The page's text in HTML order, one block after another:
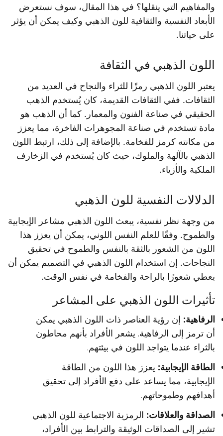
والمفاهيم التي ينقلها؟ في هذا المقال، سوف نستعرض
الأبعاد النفسية والثقافية للون الذهبي وكيف يمكن أن يؤثر
على حياتنا.
اللون الذهبي في الثقافة
يعتبر اللون الذهبي رمزًا للثراء والنجاح في العديد من
الثقافات. ففي الثقافات القديمة، كان يُستخدم الذهب
الحقيقي في صناعة الفنون والمعمار. كما أن الذهب هو
مادة تستخدم في صناعة المجوهرات الفاخرة، مما يعزز
من مكانته كرمز للفخامة. بالإضافة إلى ذلك، ارتبط اللون
الذهبي بالآلهة والملوك، حيث كان يُستخدم في الزخارف
الملكية والأزياء.
الدلالات النفسية للون الذهبي
من وجهة نظر نفسية، يبعث اللون الذهبي مشاعر الإيجابية
والطموح. وفقًا للعلم النفس اللوني، يمكن أن يعزز هذا
اللون من الشعور بالثقة بالنفس والطموح في تحقيق
النجاحات. إن استخدام اللون الذهبي في التصميم يمكن أن
يعطي شعورًا بالراحة والفخامة في نفس الوقت.
تأثيرات اللون الذهبي على المشاعر
الرفاهية: إن رؤية العناصر ذات اللون الذهبي يمكن
أن ترمز إلى الرفاهية. يشعر الأفراد بأنهم محاطون
بالثراء عندما يتواجد اللون في بيئتهم.
الطاقة الإيجابية: يعزز هذا اللون من الطاقة
الإيجابية، مما يساعد على دفع الأفراد إلى تحقيق
أهدافهم وطموحاتهم.
الصداقة والعلاقات: الرمزية الاجتماعية للون الذهبي
تشير إلى الصداقات الوثيقة والترابط بين الأفراد،